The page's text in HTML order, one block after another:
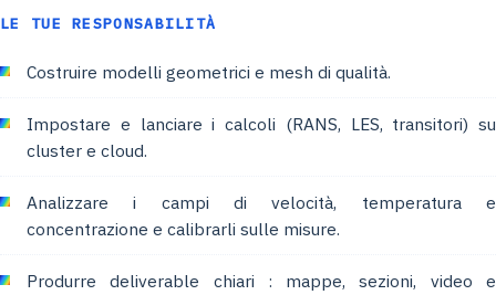
LE TUE RESPONSABILITÀ
Costruire modelli geometrici e mesh di qualità.
Impostare e lanciare i calcoli (RANS, LES, transitori) su
cluster e cloud.
Analizzare i campi di velocità, temperatura e
concentrazione e calibrarli sulle misure.
Produrre deliverable chiari : mappe, sezioni, video e